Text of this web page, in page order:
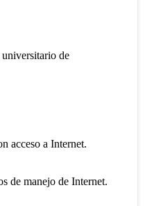
de
acceso a Internet.
de manejo de Internet.